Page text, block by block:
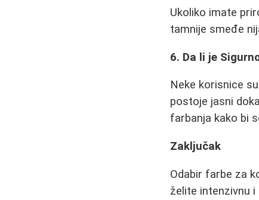
Ukoliko imate
tamnije smeđe
6. Da li je
Neke korisnice
postoje jasni
farbanja kako bi
Zaključak
Odabir farbe za
želite intenzivnu